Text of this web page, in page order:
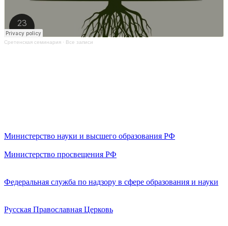
Сретенская семинария · Все записи
Министерство науки и высшего образования РФ
Министерство просвещения РФ
Федеральная служба по надзору в сфере образования и науки
Русская Православная Церковь